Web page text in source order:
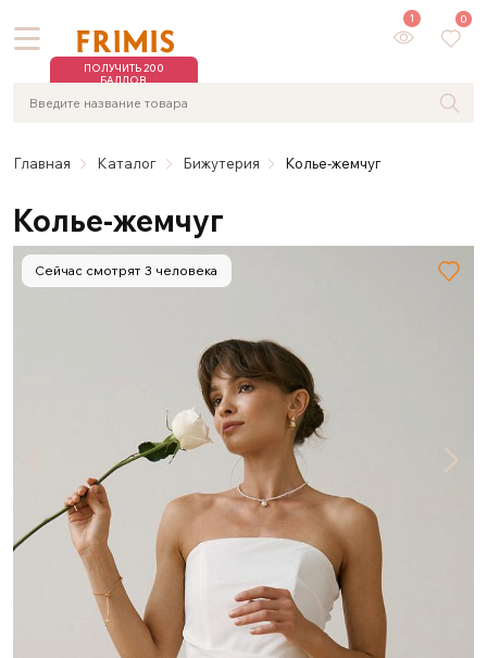
ПОЛУЧИТЬ 200
БАЛЛОВ
1 0
Главная Каталог Бижутерия Колье-жемчуг
Колье-жемчуг
Сейчас смотрят 3 человека